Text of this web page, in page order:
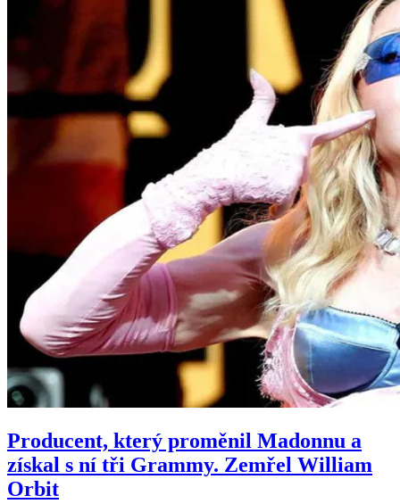
Producent, který proměnil Madonnu a
získal s ní tři Grammy. Zemřel William
Orbit